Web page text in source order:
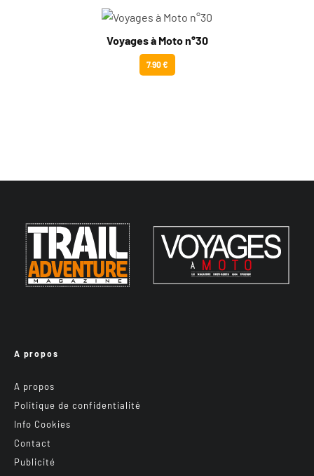
Voyages à Moto n°30
7.90 €
A propos
A propos
Politique de confidentialité
Info Cookies
Contact
Publicité